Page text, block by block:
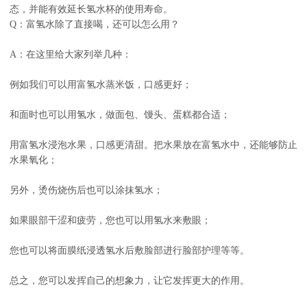
态，并能有效延长氢水杯的使用寿命。
Q：富氢水除了直接喝，还可以怎么用？
A：在这里给大家列举几种：
例如我们可以用富氢水蒸米饭，口感更好；
和面时也可以用氢水，做面包、馒头、蛋糕都合适；
用富氢水浸泡水果，口感更清甜。把水果放在富氢水中，还能够防止
水果氧化；
另外，烫伤烧伤后也可以涂抹氢水；
如果眼部干涩和疲劳，您也可以用氢水来敷眼；
您也可以将面膜纸浸透氢水后敷脸部进行脸部护理等等。
总之，您可以发挥自己的想象力，让它发挥更大的作用。